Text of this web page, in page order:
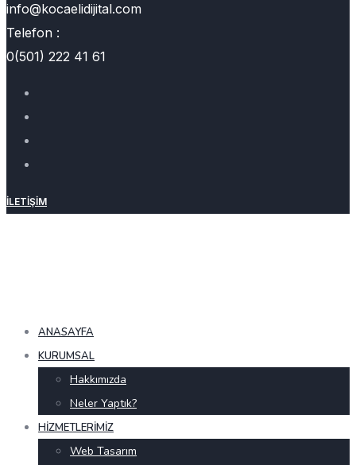
info@kocaelidijital.com
Telefon :
0(501) 222 41 61
İLETIŞIM
ANASAYFA
KURUMSAL
Hakkımızda
Neler Yaptık?
HIZMETLERIMIZ
Web Tasarım